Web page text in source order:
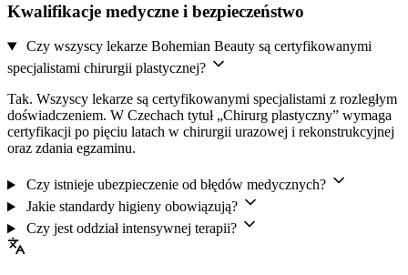
Kwalifikacje medyczne i bezpieczeństwo
Czy wszyscy lekarze Bohemian Beauty są certyfikowanymi
specjalistami chirurgii plastycznej?
Tak. Wszyscy lekarze są certyfikowanymi specjalistami z rozległym
doświadczeniem. W Czechach tytuł „Chirurg plastyczny” wymaga
certyfikacji po pięciu latach w chirurgii urazowej i rekonstrukcyjnej
oraz zdania egzaminu.
Czy istnieje ubezpieczenie od błędów medycznych?
Jakie standardy higieny obowiązują?
Czy jest oddział intensywnej terapii?